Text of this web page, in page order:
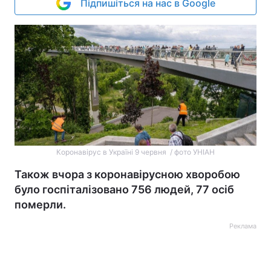
Підпишіться на нас в Google
Коронавірус в Україні 9 червня / фото УНІАН
Також вчора з коронавірусною хворобою
було госпіталізовано 756 людей, 77 осіб
померли.
Реклама